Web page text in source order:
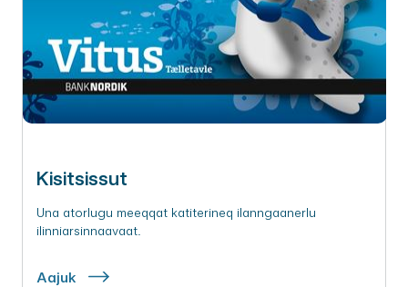
Kisitsissut
Una atorlugu meeqqat katiterineq ilanngaanerlu
ilinniarsinnaavaat.
Aajuk